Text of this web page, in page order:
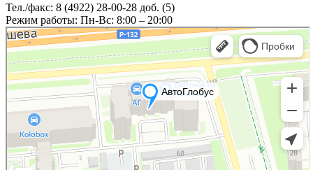
Тел./факс: 8 (4922) 28-00-28 доб. (5)
Режим работы: Пн-Вс: 8:00 – 20:00